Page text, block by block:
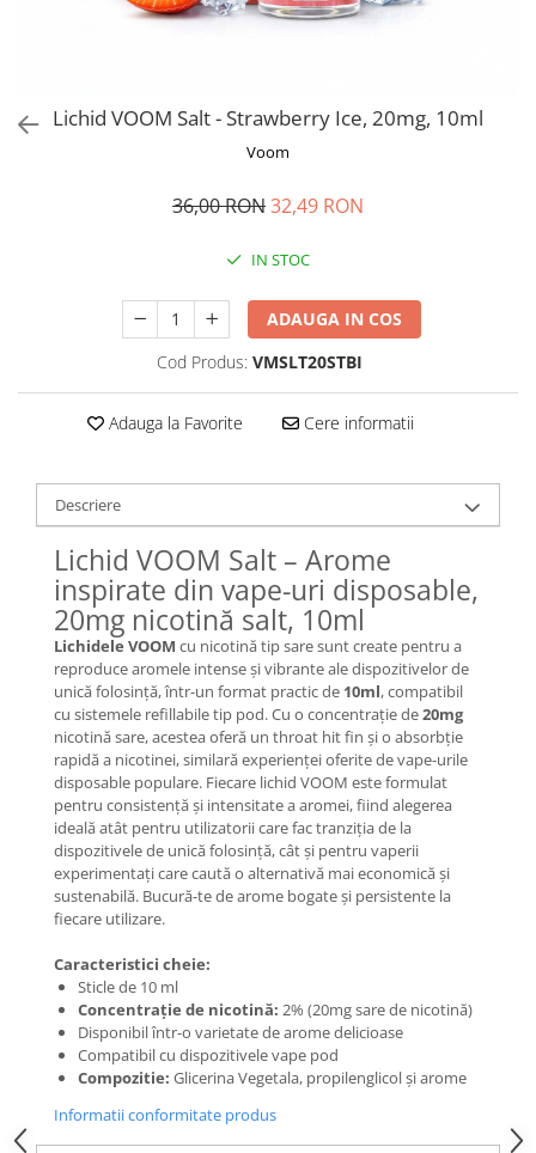
VAAL Vapebar Pro
VAAL Vapebar Pro 800 Kit-uri
Lichid VOOM Salt - Strawberry Ice, 20mg, 10ml
Voom
36,00 RON32,49 RON
IN STOC
ADAUGA IN COS
Cod Produs: VMSLT20STBI
Adauga la Favorite Cere informatii
Descriere
Lichid VOOM Salt – Arome
inspirate din vape-uri disposable,
20mg nicotină salt, 10ml
Lichidele VOOM cu nicotină tip sare sunt create pentru a
reproduce aromele intense și vibrante ale dispozitivelor de
unică folosință, într-un format practic de 10ml, compatibil
cu sistemele refillabile tip pod. Cu o concentrație de20mg
nicotină sare, acestea oferă un throat hit fin și o absorbție
rapidă a nicotinei, similară experienței oferite de vape-urile
disposable populare. Fiecare lichid VOOM este formulat
pentru consistență și intensitate a aromei, fiind alegerea
ideală atât pentru utilizatorii care fac tranziția de la
dispozitivele de unică folosință, cât și pentru vaperii
experimentați care caută o alternativă mai economică și
sustenabilă. Bucură-te de arome bogate și persistente la
fiecare utilizare.
Caracteristici cheie:
Sticle de 10 ml
Concentrație de nicotină: 2% (20mg sare de nicotină)
Disponibil într-o varietate de arome delicioase
Compatibil cu dispozitivele vape pod
Compozitie: Glicerina Vegetala, propilenglicol și arome
Informatii conformitate produs